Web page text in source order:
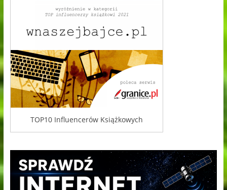
TOP10 Influencerów Książkowych